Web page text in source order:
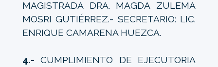
MAGISTRADA DRA. MAGDA ZULEMA
MOSRI GUTIÉRREZ.- SECRETARIO: LIC.
ENRIQUE CAMARENA HUEZCA.
4.- CUMPLIMIENTO DE EJECUTORIA